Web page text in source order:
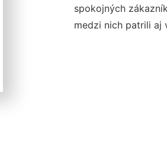
spokojných
medzi nich patrili aj